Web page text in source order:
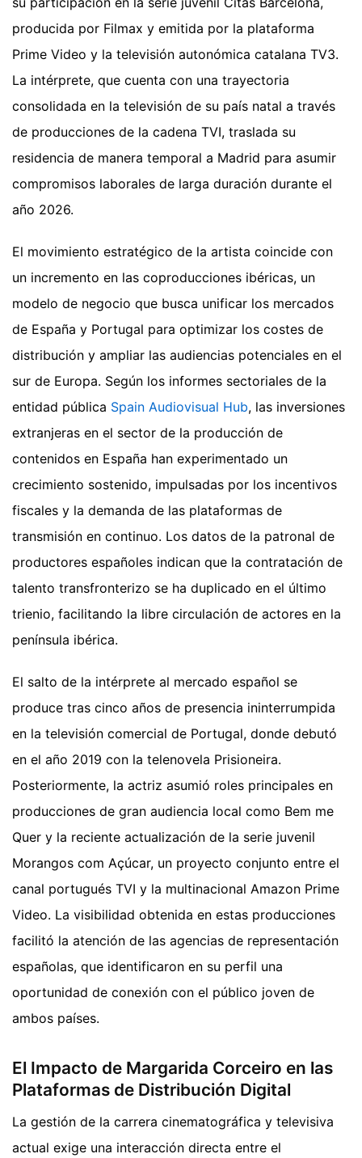
producida por Filmax y emitida por la plataforma
Prime Video y la televisión autonómica catalana TV3.
La intérprete, que cuenta con una trayectoria
consolidada en la televisión de su país natal a través
de producciones de la cadena TVI, traslada su
residencia de manera temporal a Madrid para asumir
compromisos laborales de larga duración durante el
año 2026.
El movimiento estratégico de la artista coincide con
un incremento en las coproducciones ibéricas, un
modelo de negocio que busca unificar los mercados
de España y Portugal para optimizar los costes de
distribución y ampliar las audiencias potenciales en el
sur de Europa. Según los informes sectoriales de la
entidad pública Spain Audiovisual Hub, las inversiones
extranjeras en el sector de la producción de
contenidos en España han experimentado un
crecimiento sostenido, impulsadas por los incentivos
fiscales y la demanda de las plataformas de
transmisión en continuo. Los datos de la patronal de
productores españoles indican que la contratación de
talento transfronterizo se ha duplicado en el último
trienio, facilitando la libre circulación de actores en la
península ibérica.
El salto de la intérprete al mercado español se
produce tras cinco años de presencia ininterrumpida
en la televisión comercial de Portugal, donde debutó
en el año 2019 con la telenovela Prisioneira.
Posteriormente, la actriz asumió roles principales en
producciones de gran audiencia local como Bem me
Quer y la reciente actualización de la serie juvenil
Morangos com Açúcar, un proyecto conjunto entre el
canal portugués TVI y la multinacional Amazon Prime
Video. La visibilidad obtenida en estas producciones
facilitó la atención de las agencias de representación
españolas, que identificaron en su perfil una
oportunidad de conexión con el público joven de
ambos países.
El Impacto de Margarida Corceiro en las
Plataformas de Distribución Digital
La gestión de la carrera cinematográfica y televisiva
actual exige una interacción directa entre el